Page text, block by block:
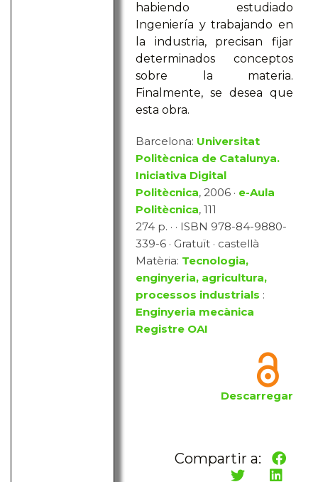
habiendo estudiado
Ingeniería y trabajando en
la industria, precisan fijar
determinados conceptos
sobre la materia.
Finalmente, se desea que
esta obra.
Barcelona: Universitat
Politècnica de Catalunya.
Iniciativa Digital
Politècnica, 2006 · e-Aula
Politècnica, 111
274 p. · · ISBN 978-84-9880-
339-6 · Gratuït · castellà
Matèria: Tecnologia,
enginyeria, agricultura,
processos industrials :
Enginyeria mecànica
Registre OAI
Descarregar
Compartir a: